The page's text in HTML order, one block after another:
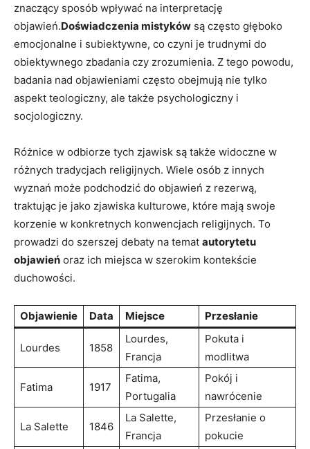
znaczący sposób wpływać na interpretację
objawień.Doświadczenia ​mistyków są⁢ często głęboko
emocjonalne⁤ i subiektywne, co czyni je trudnymi do
obiektywnego zbadania czy zrozumienia. Z tego powodu,
badania ⁣nad objawieniami często obejmują​ nie tylko
aspekt teologiczny, ale także psychologiczny⁤ i
socjologiczny.
Różnice ⁢w odbiorze‍ tych ‌zjawisk⁤ są także widoczne w⁣
różnych tradycjach religijnych. Wiele ​osób z innych
⁤wyznań może podchodzić‌ do objawień z rezerwą,
traktując je jako zjawiska kulturowe, które mają swoje
⁤korzenie ⁤w konkretnych konwencjach religijnych. To
prowadzi do szerszej debaty ⁤na⁢ temat autorytetu
objawień oraz ⁢ich ⁢miejsca ⁤w ⁢szerokim kontekście
duchowości.
Objawienie Data Miejsce Przesłanie
Lourdes 1858
Lourdes,
Francja
Pokuta i
modlitwa
Fatima 1917
Fatima,
Portugalia
Pokój i
nawrócenie
La Salette 1846
La​ Salette,
Francja
Przesłanie o
pokucie